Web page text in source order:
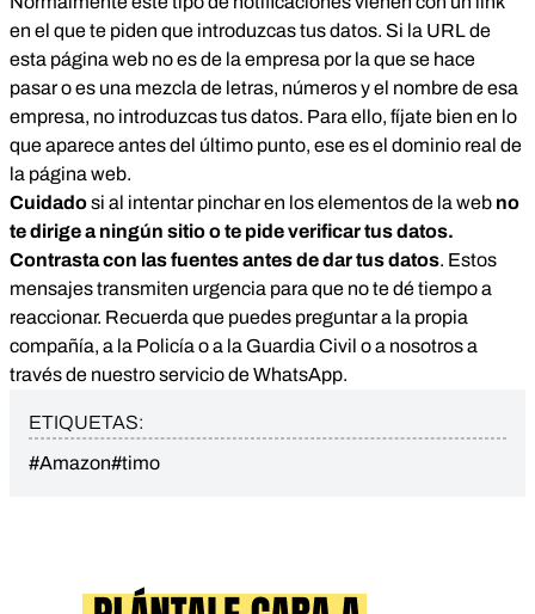
en el que te piden que introduzcas tus datos. Si la URL de
esta página web no es de la empresa por la que se hace
pasar o es una mezcla de letras, números y el nombre de esa
empresa, no introduzcas tus datos. Para ello, fíjate bien en lo
que aparece antes del último punto, ese es el dominio real de
la página web.
Cuidadosi al intentar pinchar en los elementos de la web no
te dirige a ningún sitio o te pide verificar tus datos.
Contrasta con las fuentes antes de dar tus datos. Estos
mensajes transmiten urgencia para que no te dé tiempo a
reaccionar. Recuerda que puedes preguntar a la propia
compañía, a la Policía o a la Guardia Civil o a nosotros a
través de nuestro servicio de WhatsApp.
ETIQUETAS:
#Amazon#timo